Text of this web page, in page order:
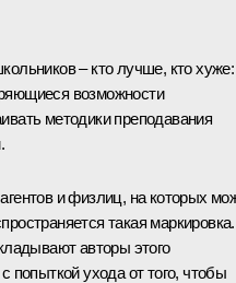
– кто лучше, кто хуже:
возможности
методики преподавания
и физлиц, на которых
такая маркировка.
авторы этого
попыткой ухода от того, чтобы